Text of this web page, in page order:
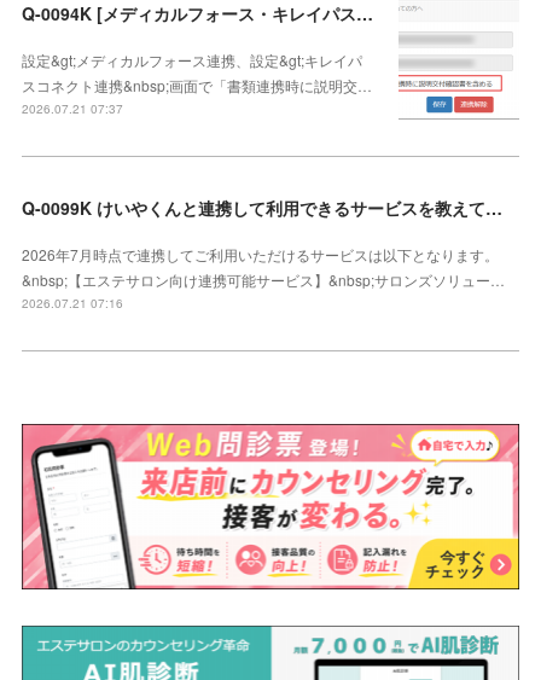
Q-0094K [メディカルフォース・キレイパスコネクト連携]説明交付確認書の連携方法
設定&gt;メディカルフォース連携、設定&gt;キレイパ
スコネクト連携&nbsp;画面で「書類連携時に説明交…
2026.07.21 07:37
Q-0099K けいやくんと連携して利用できるサービスを教えてください
2026年7月時点で連携してご利用いただけるサービスは以下となります。
&nbsp;【エステサロン向け連携可能サービス】&nbsp;サロンズソリュー…
2026.07.21 07:16